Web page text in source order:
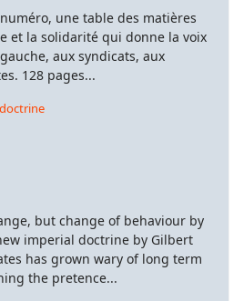
une table des matières
et la solidarité qui donne la voix
aux syndicats, aux
128 pages...
but change of behaviour by
imperial doctrine by Gilbert
has grown wary of long term
the pretence...